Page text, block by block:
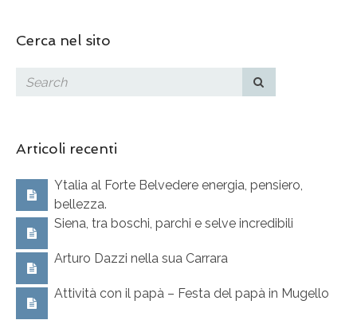
Cerca nel sito
Articoli recenti
Ytalia al Forte Belvedere energia, pensiero,
bellezza.
Siena, tra boschi, parchi e selve incredibili
Arturo Dazzi nella sua Carrara
Attività con il papà – Festa del papà in Mugello